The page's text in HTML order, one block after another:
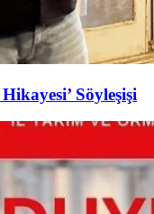
Söyleşişi